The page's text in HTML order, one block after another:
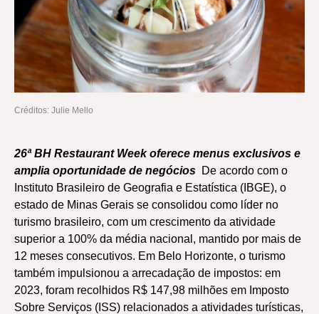
Créditos: Julie Mello
26ª BH Restaurant Week oferece menus exclusivos e
amplia oportunidade de negócios De acordo com o
Instituto Brasileiro de Geografia e Estatística (IBGE), o
estado de Minas Gerais se consolidou como líder no
turismo brasileiro, com um crescimento da atividade
superior a 100% da média nacional, mantido por mais de
12 meses consecutivos. Em Belo Horizonte, o turismo
também impulsionou a arrecadação de impostos: em
2023, foram recolhidos R$ 147,98 milhões em Imposto
Sobre Serviços (ISS) relacionados a atividades turísticas,